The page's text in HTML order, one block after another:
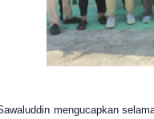
mengucapkan